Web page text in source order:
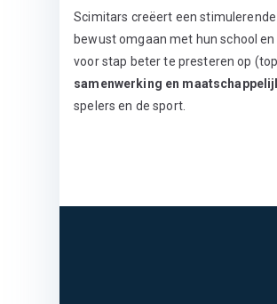
Scimitars creëert een
bewust omgaan met hun school
voor stap beter te presteren op
samenwerking en
spelers en de sport.